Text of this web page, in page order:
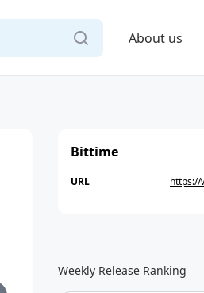
About us
Bittime
URL https://
Weekly Release Ranking